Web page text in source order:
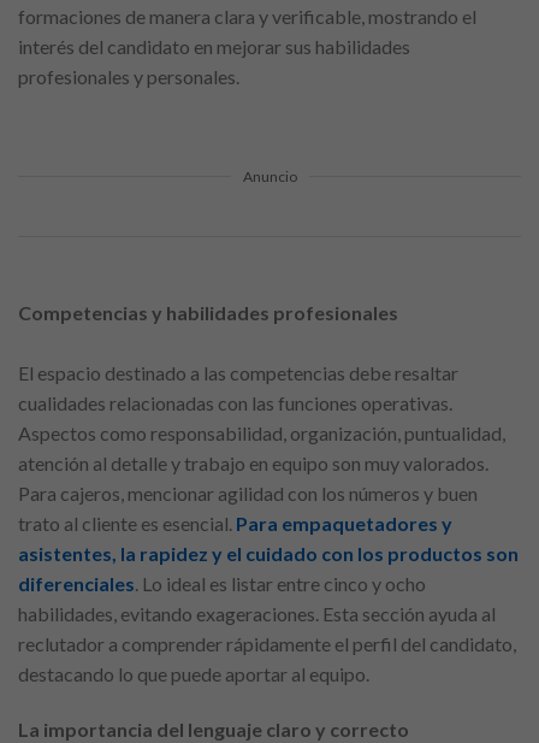
formaciones de manera clara y verificable, mostrando el
interés del candidato en mejorar sus habilidades
profesionales y personales.
Anuncio
Competencias y habilidades profesionales
El espacio destinado a las competencias debe resaltar
cualidades relacionadas con las funciones operativas.
Aspectos como responsabilidad, organización, puntualidad,
atención al detalle y trabajo en equipo son muy valorados.
Para cajeros, mencionar agilidad con los números y buen
trato al cliente es esencial. Para empaquetadores y
asistentes, la rapidez y el cuidado con los productos son
diferenciales. Lo ideal es listar entre cinco y ocho
habilidades, evitando exageraciones. Esta sección ayuda al
reclutador a comprender rápidamente el perfil del candidato,
destacando lo que puede aportar al equipo.
La importancia del lenguaje claro y correcto